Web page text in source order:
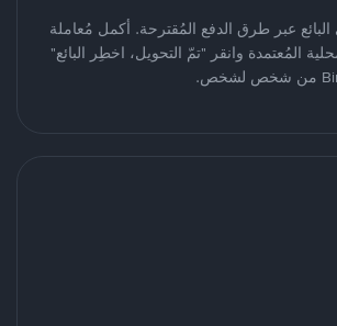
عبر طرق الدفع المُقترحة. أكمل مُعاملة
المُعتمدة وانقر "تمّ التحويل، اخطِر البائع"